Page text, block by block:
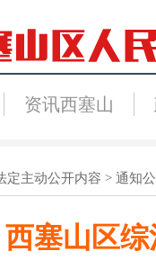
资讯西塞山
定主动公开内容 > 通知
西塞山区